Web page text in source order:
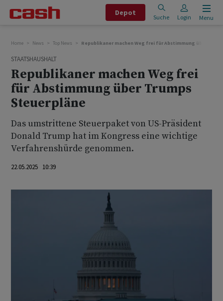
Depot
Suche Login Menu
Home News Top News Republikaner machen Weg frei für Abstimmung über
STAATSHAUSHALT
Republikaner machen Weg frei
für Abstimmung über Trumps
Steuerpläne
Das umstrittene Steuerpaket von US-Präsident
Donald Trump hat im Kongress eine wichtige
Verfahrenshürde genommen.
22.05.2025 10:39